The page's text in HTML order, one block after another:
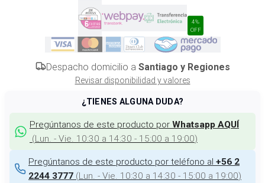
4%
OFF
Despacho domicilio a Santiago y Regiones
Revisar disponibilidad y valores
¿TIENES ALGUNA DUDA?
Pregúntanos de este producto por Whatsapp AQUÍ
(Lun. - Vie. 10:30 a 14:30 - 15:00 a 19:00)
Pregúntanos de este producto por teléfono al +56 2
2244 3777 (Lun. - Vie. 10:30 a 14:30 - 15:00 a 19:00)